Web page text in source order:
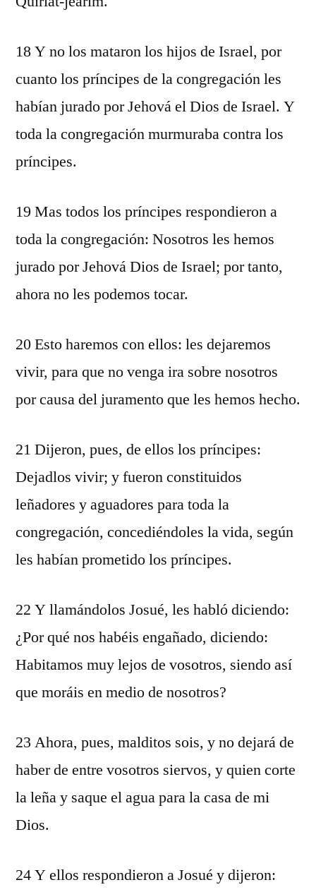
18 Y no los mataron los hijos de Israel, por
cuanto los príncipes de la congregación les
habían jurado por Jehová el Dios de Israel. Y
toda la congregación murmuraba contra los
príncipes.
19 Mas todos los príncipes respondieron a
toda la congregación: Nosotros les hemos
jurado por Jehová Dios de Israel; por tanto,
ahora no les podemos tocar.
20 Esto haremos con ellos: les dejaremos
vivir, para que no venga ira sobre nosotros
por causa del juramento que les hemos hecho.
21 Dijeron, pues, de ellos los príncipes:
Dejadlos vivir; y fueron constituidos
leñadores y aguadores para toda la
congregación, concediéndoles la vida, según
les habían prometido los príncipes.
22 Y llamándolos Josué, les habló diciendo:
¿Por qué nos habéis engañado, diciendo:
Habitamos muy lejos de vosotros, siendo así
que moráis en medio de nosotros?
23 Ahora, pues, malditos sois, y no dejará de
haber de entre vosotros siervos, y quien corte
la leña y saque el agua para la casa de mi
Dios.
24 Y ellos respondieron a Josué y dijeron: